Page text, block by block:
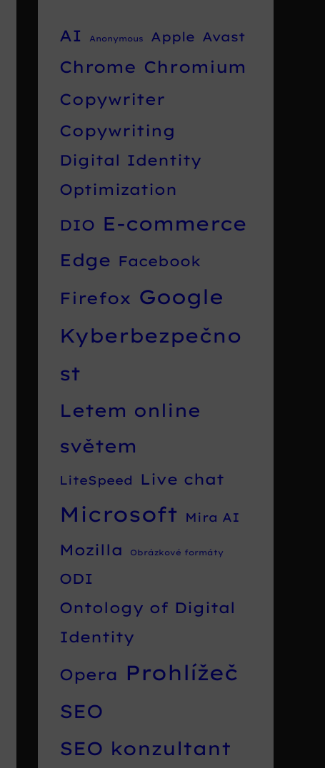
AI Anonymous Apple Avast
Chrome Chromium
Copywriter
Copywriting
Digital Identity
Optimization
DIO E-commerce
Edge Facebook
Firefox Google
Kyberbezpečno
st
Letem online
světem
LiteSpeed Live chat
Microsoft Mira AI
Mozilla Obrázkové formáty
ODI
Ontology of Digital
Identity
Opera Prohlížeč
SEO
SEO konzultant